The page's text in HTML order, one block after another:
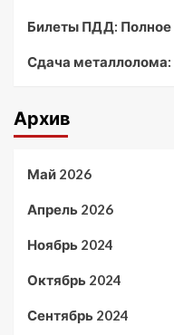
Билеты ПДД: Полное
Сдача металлолома:
Архив
Май 2026
Апрель 2026
Ноябрь 2024
Октябрь 2024
Сентябрь 2024